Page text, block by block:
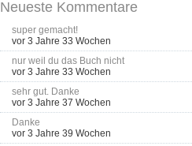
Neueste Kommentare
super gemacht!
vor 3 Jahre 33 Wochen
nur weil du das Buch nicht
vor 3 Jahre 33 Wochen
sehr gut. Danke
vor 3 Jahre 37 Wochen
Danke
vor 3 Jahre 39 Wochen